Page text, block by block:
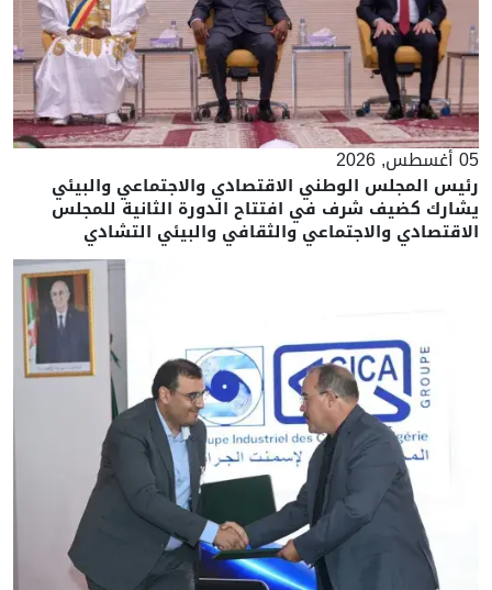
05 أغسطس, 2026
رئيس المجلس الوطني الاقتصادي والاجتماعي والبيئي
يشارك كضيف شرف في افتتاح الدورة الثانية للمجلس
الاقتصادي والاجتماعي والثقافي والبيئي التشادي